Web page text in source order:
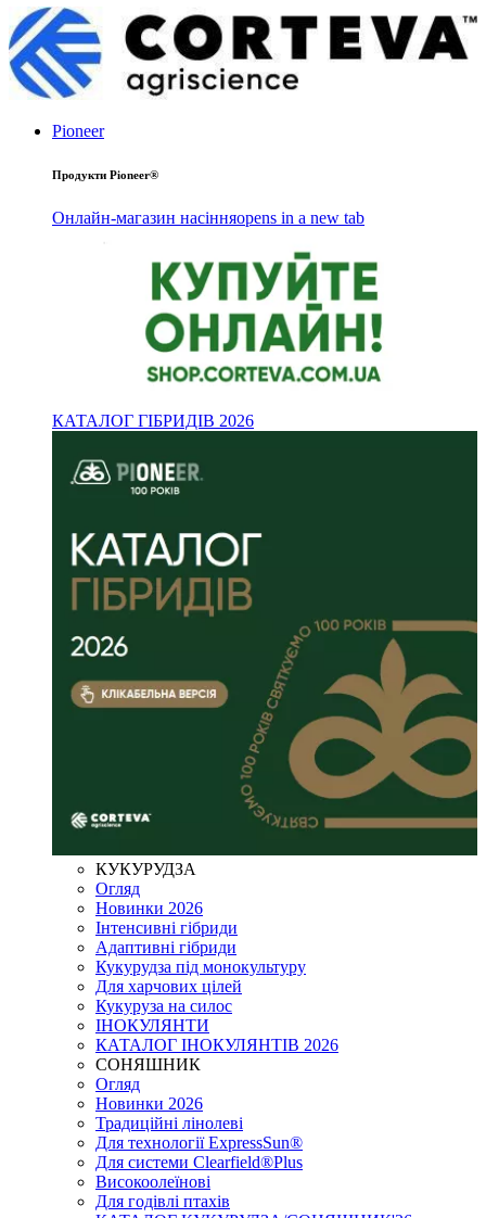
Pioneer
Продукти Pioneer®
Онлайн-магазин насінняopens in a new tab
КАТАЛОГ ГІБРИДІВ 2026
КУКУРУДЗА
Огляд
Новинки 2026
Інтенсивні гібриди
Адаптивні гібриди
Кукурудза під монокультуру
Для харчових цілей
Кукуруза на силос
ІНОКУЛЯНТИ
КАТАЛОГ ІНОКУЛЯНТІВ 2026
СОНЯШНИК
Огляд
Новинки 2026
Традиційні лінолеві
Для технології ExpressSun®
Для системи Clearfield®Plus
Високоолеїнові
Для годівлі птахів